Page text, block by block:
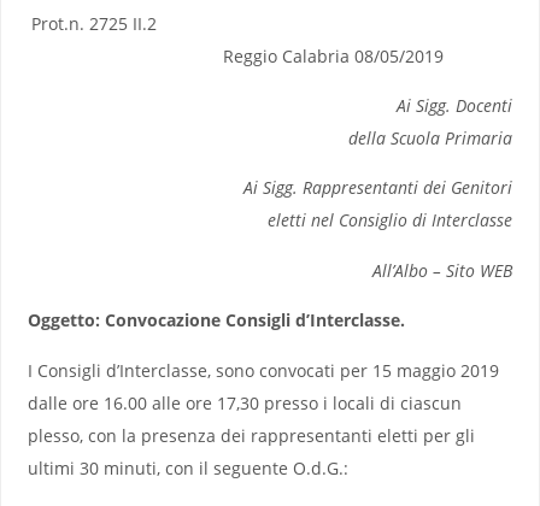
Prot.n. 2725 II.2
Reggio Calabria 08/05/2019
Ai Sigg. Docenti
della Scuola Primaria
Ai Sigg. Rappresentanti dei Genitori
eletti nel Consiglio di Interclasse
All’Albo – Sito WEB
Oggetto: Convocazione Consigli d’Interclasse.
I Consigli d’Interclasse, sono convocati per 15 maggio 2019
dalle ore 16.00 alle ore 17,30 presso i locali di ciascun
plesso, con la presenza dei rappresentanti eletti per gli
ultimi 30 minuti, con il seguente O.d.G.: